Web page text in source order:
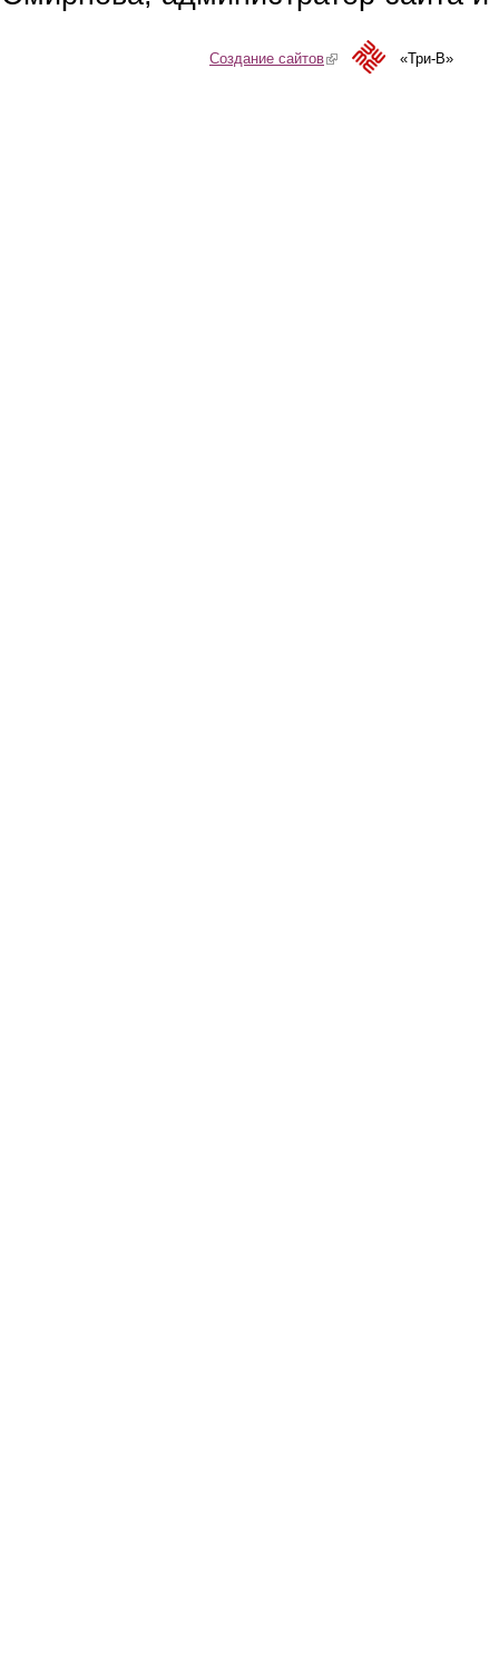
Создание сайтов(link is external)«Три-В»